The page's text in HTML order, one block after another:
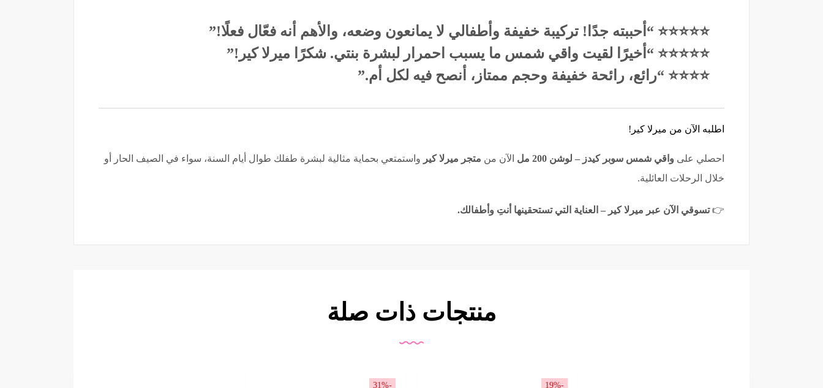
⭐⭐⭐⭐⭐ “أحببته جدًا! تركيبة خفيفة وأطفالي لا يمانعون وضعه، والأهم أنه فعّال فعلًا!”
⭐⭐⭐⭐⭐ “أخيرًا لقيت واقي شمس ما يسبب احمرار لبشرة بنتي. شكرًا ميرلا كير!”
⭐⭐⭐⭐ “رائع، رائحة خفيفة وحجم ممتاز، أنصح فيه لكل أم.”
اطلبه الآن من ميرلا كير!
احصلي على واقي شمس سوبر كيدز – لوشن 200 مل الآن من متجر ميرلا كير واستمتعي بحماية مثالية لبشرة طفلك طوال أيام السنة، سواء في الصيف الحار أو
خلال الرحلات العائلية.
👉تسوقي الآن عبر ميرلا كير – العناية التي تستحقينها أنتِ وأطفالك.
منتجات ذات صلة
-19%
-31%